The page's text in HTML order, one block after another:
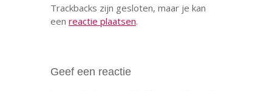
Trackbacks zijn gesloten, maar je kan
een reactie plaatsen.
Geef een reactie